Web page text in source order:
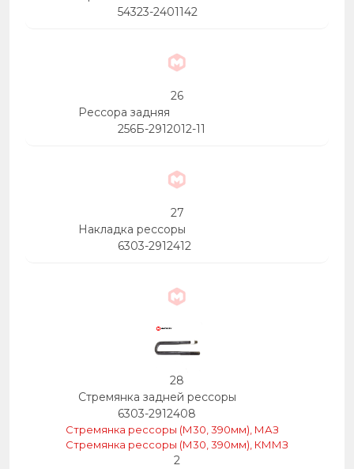
54323-2401142
26
Рессора задняя
256Б-2912012-11
27
Накладка рессоры
6303-2912412
28
Стремянка задней рессоры
6303-2912408
Стремянка рессоры (М30, 390мм), МАЗ
Стремянка рессоры (М30, 390мм), КММЗ
2